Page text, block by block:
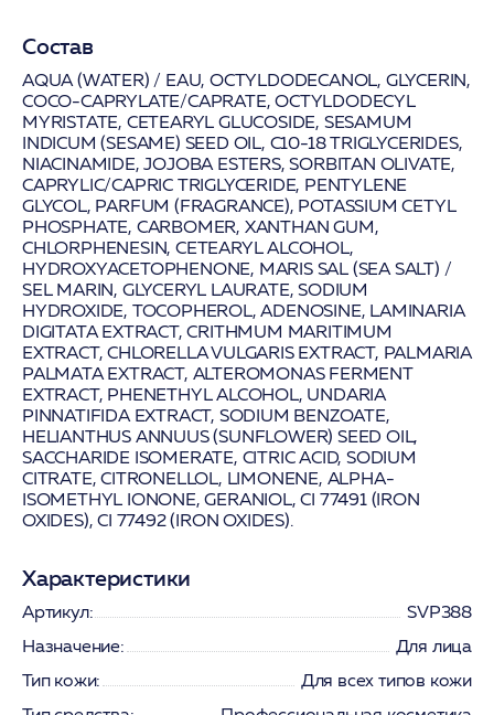
Состав
AQUA (WATER) / EAU, OCTYLDODECANOL, GLYCERIN,
COCO-CAPRYLATE/CAPRATE, OCTYLDODECYL
MYRISTATE, CETEARYL GLUCOSIDE, SESAMUM
INDICUM (SESAME) SEED OIL, C10-18 TRIGLYCERIDES,
NIACINAMIDE, JOJOBA ESTERS, SORBITAN OLIVATE,
CAPRYLIC/CAPRIC TRIGLYCERIDE, PENTYLENE
GLYCOL, PARFUM (FRAGRANCE), POTASSIUM CETYL
PHOSPHATE, CARBOMER, XANTHAN GUM,
CHLORPHENESIN, CETEARYL ALCOHOL,
HYDROXYACETOPHENONE, MARIS SAL (SEA SALT) /
SEL MARIN, GLYCERYL LAURATE, SODIUM
HYDROXIDE, TOCOPHEROL, ADENOSINE, LAMINARIA
DIGITATA EXTRACT, CRITHMUM MARITIMUM
EXTRACT, CHLORELLA VULGARIS EXTRACT, PALMARIA
PALMATA EXTRACT, ALTEROMONAS FERMENT
EXTRACT, PHENETHYL ALCOHOL, UNDARIA
PINNATIFIDA EXTRACT, SODIUM BENZOATE,
HELIANTHUS ANNUUS (SUNFLOWER) SEED OIL,
SACCHARIDE ISOMERATE, CITRIC ACID, SODIUM
CITRATE, CITRONELLOL, LIMONENE, ALPHA-
ISOMETHYL IONONE, GERANIOL, CI 77491 (IRON
OXIDES), CI 77492 (IRON OXIDES).
Характеристики
Артикул:
SVP388
Назначение:
Для лица
Тип кожи:
Для всех типов кожи